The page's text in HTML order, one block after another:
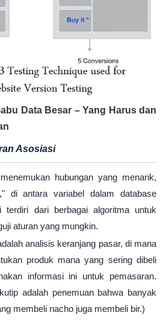
Data Besar – Yang Harus dan
Asosiasi
hubungan yang menarik,
di antara variabel dalam database
terdiri dari berbagai algoritma untuk
aturan yang mungkin.
analisis keranjang pasar, di mana
produk mana yang sering dibeli
informasi ini untuk pemasaran.
adalah penemuan bahwa banyak
membeli nacho juga membeli bir.)